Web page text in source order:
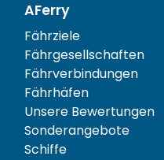
AFerry
Fährziele
Fährgesellschaften
Fährverbindungen
Fährhäfen
Unsere Bewertungen
Sonderangebote
Schiffe